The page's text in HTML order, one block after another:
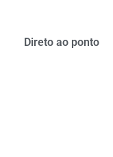
Direto ao ponto